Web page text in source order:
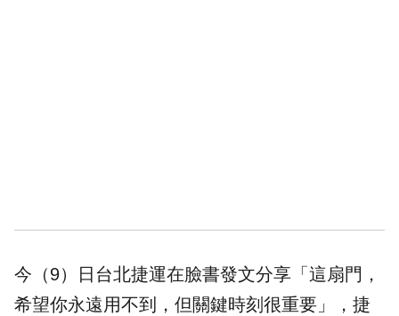
今（9）日台北捷運在臉書發文分享「這扇門，
希望你永遠用不到，但關鍵時刻很重要」，捷